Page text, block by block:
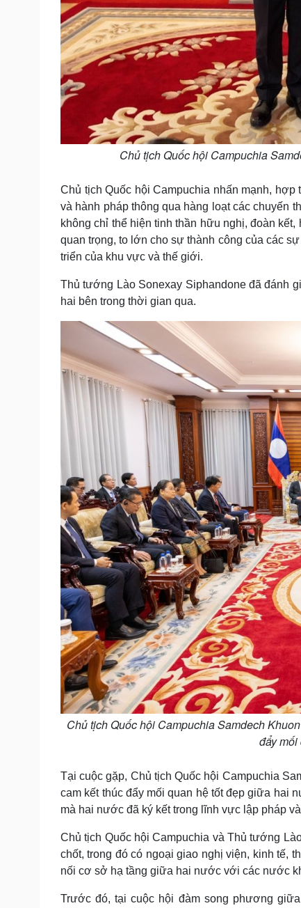
Chủ tịch Quốc hội Campuchia
Chủ tịch Quốc hội Campuchia nhấn mạnh,
và hành pháp thông qua hàng loạt các chuyến
không chỉ thể hiện tinh thần hữu nghị, đoàn
quan trọng, to lớn cho sự thành công của các
triển của khu vực và thế giới.
Thủ tướng Lào Sonexay Siphandone đã đánh
hai bên trong thời gian qua.
Chủ tịch Quốc hội Campuchia Samdech
đẩy
Tại cuộc gặp, Chủ tịch Quốc hội Campuchia
cam kết thúc đẩy mối quan hệ tốt đẹp giữa hai
mà hai nước đã ký kết trong lĩnh vực lập pháp
Chủ tịch Quốc hội Campuchia và Thủ tướng
chốt, trong đó có ngoại giao nghị viện, kinh tế,
nối cơ sở hạ tầng giữa hai nước với các nước
Trước đó, tại cuộc hội đàm song phương